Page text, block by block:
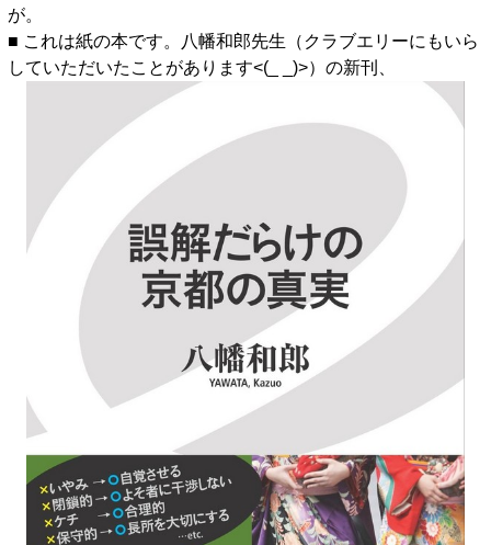
が。
■ これは紙の本です。八幡和郎先生（クラブエリーにもいら
していただいたことがあります<(_ _)>）の新刊、